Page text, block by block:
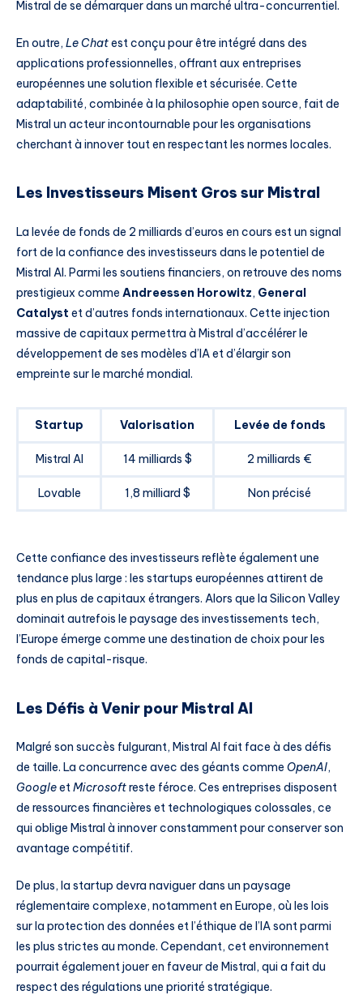
Mistral de se démarquer dans un marché ultra-concurrentiel.
En outre, Le Chatest conçu pour être intégré dans des
applications professionnelles, offrant aux entreprises
européennes une solution flexible et sécurisée. Cette
adaptabilité, combinée à la philosophie open source, fait de
Mistral un acteur incontournable pour les organisations
cherchant à innover tout en respectant les normes locales.
Les Investisseurs Misent Gros sur Mistral
La levée de fonds de 2 milliards d’euros en cours est un signal
fort de la confiance des investisseurs dans le potentiel de
Mistral AI. Parmi les soutiens financiers, on retrouve des noms
prestigieux comme Andreessen Horowitz, General
Catalyst et d’autres fonds internationaux. Cette injection
massive de capitaux permettra à Mistral d’accélérer le
développement de ses modèles d’IA et d’élargir son
empreinte sur le marché mondial.
Startup Valorisation Levée de fonds
Mistral AI 14 milliards $ 2 milliards €
Lovable 1,8 milliard $ Non précisé
Cette confiance des investisseurs reflète également une
tendance plus large : les startups européennes attirent de
plus en plus de capitaux étrangers. Alors que la Silicon Valley
dominait autrefois le paysage des investissements tech,
l’Europe émerge comme une destination de choix pour les
fonds de capital-risque.
Les Défis à Venir pour Mistral AI
Malgré son succès fulgurant, Mistral AI fait face à des défis
de taille. La concurrence avec des géants comme OpenAI,
GoogleetMicrosoftreste féroce. Ces entreprises disposent
de ressources financières et technologiques colossales, ce
qui oblige Mistral à innover constamment pour conserver son
avantage compétitif.
De plus, la startup devra naviguer dans un paysage
réglementaire complexe, notamment en Europe, où les lois
sur la protection des données et l’éthique de l’IA sont parmi
les plus strictes au monde. Cependant, cet environnement
pourrait également jouer en faveur de Mistral, qui a fait du
respect des régulations une priorité stratégique.